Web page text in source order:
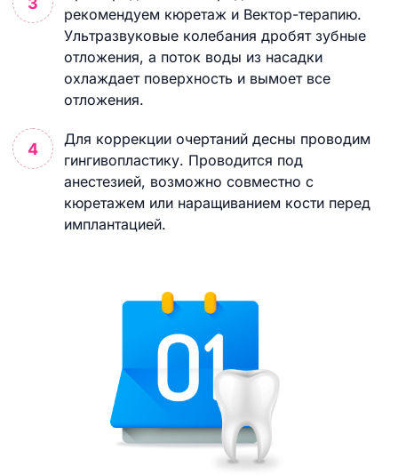
рекомендуем кюретаж и Вектор-терапию.
Ультразвуковые колебания дробят зубные
отложения, а поток воды из насадки
охлаждает поверхность и вымоет все
отложения.
Для коррекции очертаний десны проводим
гингивопластику. Проводится под
анестезией, возможно совместно с
кюретажем или наращиванием кости перед
имплантацией.